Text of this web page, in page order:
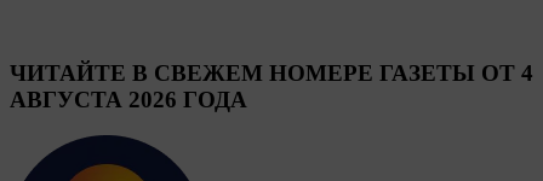
ЧИТАЙТЕ В СВЕЖЕМ НОМЕРЕ ГАЗЕТЫ ОТ 4
АВГУСТА 2026 ГОДА